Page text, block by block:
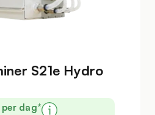
S21e Hydro
dag*